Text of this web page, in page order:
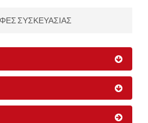
ΣΥΣΚΕΥΑΣΙΑΣ